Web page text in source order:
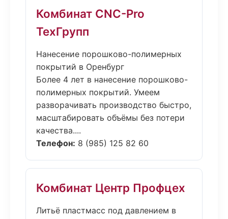
Комбинат CNC-Pro
ТехГрупп
Нанесение порошково-полимерных
покрытий в Оренбург
Более 4 лет в нанесение порошково-
полимерных покрытий. Умеем
разворачивать производство быстро,
масштабировать объёмы без потери
качества....
Телефон: 8 (985) 125 82 60
Комбинат Центр Профцех
Литьё пластмасс под давлением в